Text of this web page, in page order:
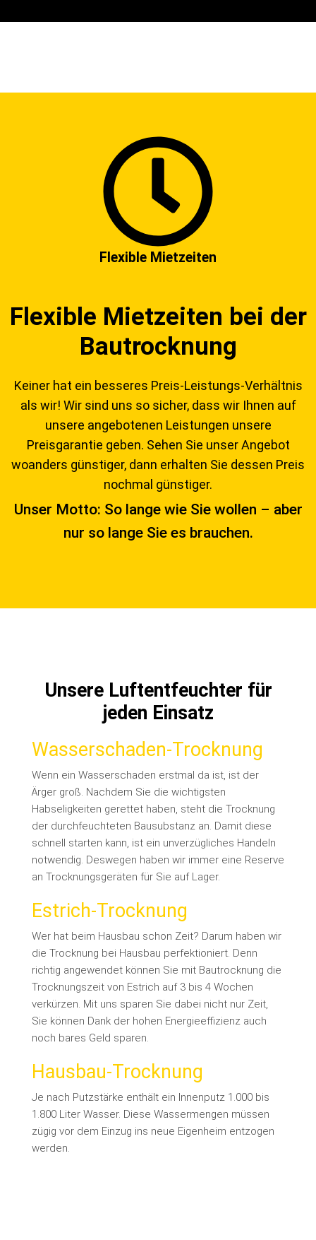
Flexible Mietzeiten
Flexible Mietzeiten bei der
Bautrocknung
Keiner hat ein besseres Preis-Leistungs-Verhältnis
als wir! Wir sind uns so sicher, dass wir Ihnen auf
unsere angebotenen Leistungen unsere
Preisgarantie geben. Sehen Sie unser Angebot
woanders günstiger, dann erhalten Sie dessen Preis
nochmal günstiger.
Unser Motto: So lange wie Sie wollen – aber
nur so lange Sie es brauchen.
Unsere Luftentfeuchter für
jeden Einsatz
Wasserschaden-Trocknung
Wenn ein Wasserschaden erstmal da ist, ist der
Ärger groß. Nachdem Sie die wichtigsten
Habseligkeiten gerettet haben, steht die Trocknung
der durchfeuchteten Bausubstanz an. Damit diese
schnell starten kann, ist ein unverzügliches Handeln
notwendig. Deswegen haben wir immer eine Reserve
an Trocknungsgeräten für Sie auf Lager.
Estrich-Trocknung
Wer hat beim Hausbau schon Zeit? Darum haben wir
die Trocknung bei Hausbau perfektioniert. Denn
richtig angewendet können Sie mit Bautrocknung die
Trocknungszeit von Estrich auf 3 bis 4 Wochen
verkürzen. Mit uns sparen Sie dabei nicht nur Zeit,
Sie können Dank der hohen Energieeffizienz auch
noch bares Geld sparen.
Hausbau-Trocknung
Je nach Putzstärke enthält ein Innenputz 1.000 bis
1.800 Liter Wasser. Diese Wassermengen müssen
zügig vor dem Einzug ins neue Eigenheim entzogen
werden.